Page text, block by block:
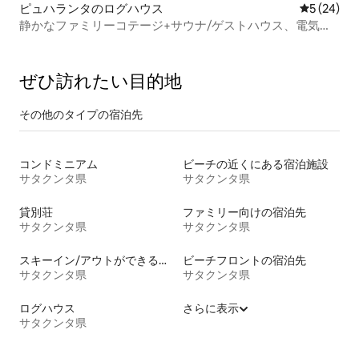
ピュハランタのログハウス レビュー
5 (24)
静かなファミリーコテージ+サウナ/ゲストハウス、電気自
ぜひ訪⁠れ⁠た⁠い目⁠的⁠地
その他のタ⁠イ⁠プ⁠の宿⁠泊⁠先
コンドミニアム
サタクンタ県
ビーチの近くにある宿泊施設
サタクンタ県
貸別荘
サタクンタ県
ファミリー向けの宿泊先
サタクンタ県
スキーイン/アウトができる宿泊先
サタクンタ県
ビーチフロントの宿泊先
サタクンタ県
ログハウス
サタクンタ県
さらに表示